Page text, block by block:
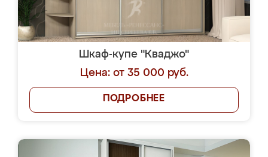
Шкаф-купе "Кваджо"
Цена: от 35 000 руб.
ПОДРОБНЕЕ